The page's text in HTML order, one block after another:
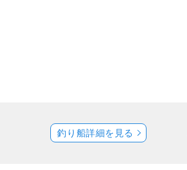
釣り船詳細を見る